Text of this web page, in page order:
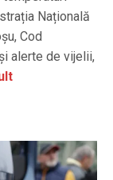
Națională
Cod
alerte de vijelii,